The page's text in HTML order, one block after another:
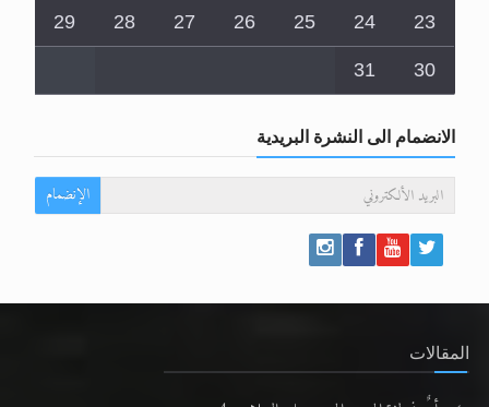
23
24
25
26
27
28
29
30
31
الانضمام الى النشرة البريدية
الإنضمام
المقالات